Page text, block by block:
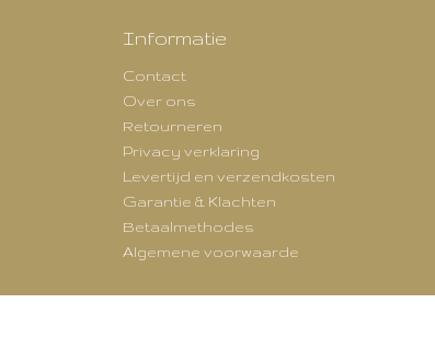
Informatie
Contact
Over ons
Retourneren
Privacy verklaring
Levertijd en verzendkosten
Garantie & Klachten
Betaalmethodes
Algemene voorwaarde